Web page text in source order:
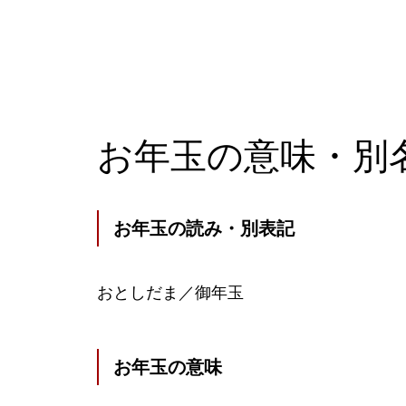
お年玉の意味・別
お年玉の読み・別表記
おとしだま／御年玉
お年玉の意味